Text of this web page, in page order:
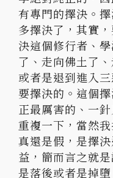
有專門的擇決。
多擇決了，其實，
決這個修行者、學
了、走向佛土了
或者是退到進入
要擇決的。 這個
正最厲害的、 一
重複一下，當然我
真還是假，是擇
益， 簡而言之就
是落後或者是掉墮